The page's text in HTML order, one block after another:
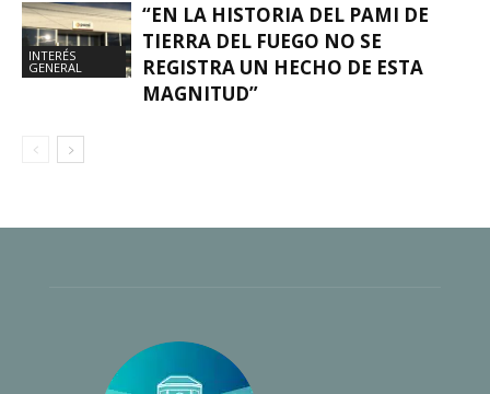
INTERÉS
GENERAL
“EN LA HISTORIA DEL PAMI DE
TIERRA DEL FUEGO NO SE
REGISTRA UN HECHO DE ESTA
MAGNITUD”